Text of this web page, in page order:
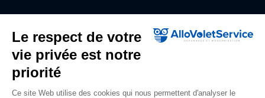
Pour les professionnels
Professionnels, des prestations ad hoc
Rejoignez un réseau national, nous recrutons !
Le respect de votre
vie privée est notre
priorité
Ce site Web utilise des cookies qui nous permettent d'analyser le